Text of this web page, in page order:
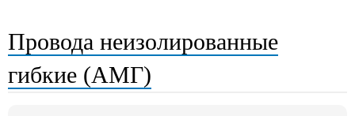
Провода неизолированные
гибкие (АМГ)